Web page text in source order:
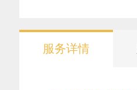
服务详情